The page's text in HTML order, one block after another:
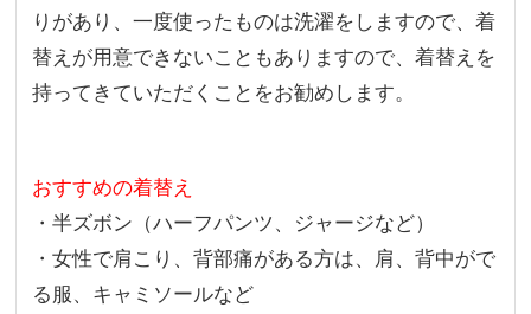
りがあり、一度使ったものは洗濯をしますので、着
替えが用意できないこともありますので、着替えを
持ってきていただくことをお勧めします。
おすすめの着替え
・半ズボン（ハーフパンツ、ジャージなど）
・女性で肩こり、背部痛がある方は、肩、背中がで
る服、キャミソールなど